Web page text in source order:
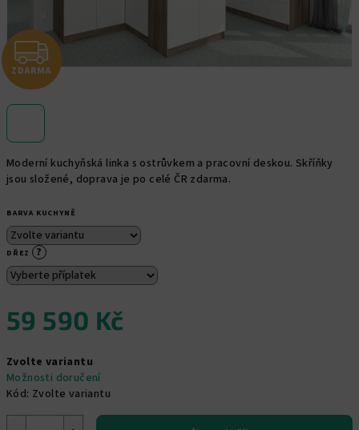
Moderní kuchyňská linka s ostrůvkem a pracovní deskou. Skříňky
jsou složené, doprava je po celé ČR zdarma.
BARVA KUCHYNĚ
DŘEZ ?
59 590 Kč
cena:
Zvolte variantu
Možnosti doručení
Kód: Zvolte variantu
Z
D
R
M
A
ZDARMA